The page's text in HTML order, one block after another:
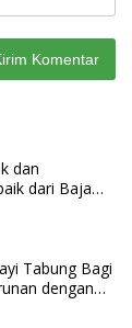
dan
dari Baja
Tabung Bagi
dengan